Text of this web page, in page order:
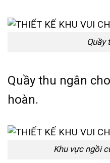
Quầy
Quầy thu ngân
hoàn.
Khu vực ngồi